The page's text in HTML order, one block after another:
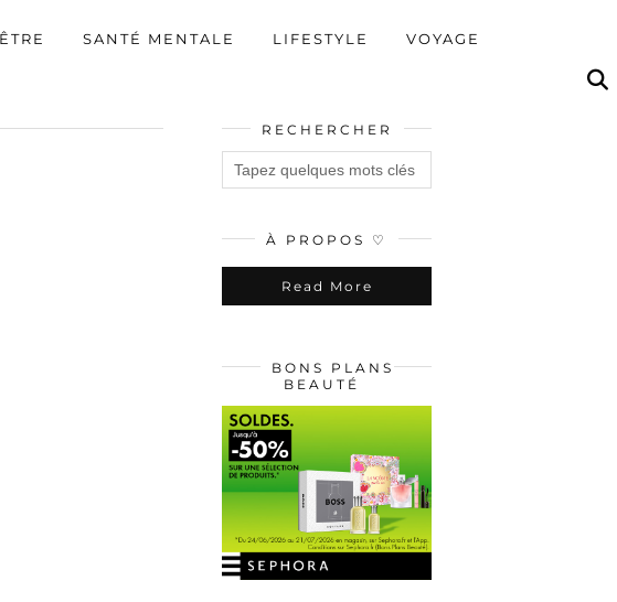
SANTÉ MENTALE LIFESTYLE VOYAGE
RECHERCHER
À PROPOS ♡
Read More
BONS PLANS
BEAUTÉ